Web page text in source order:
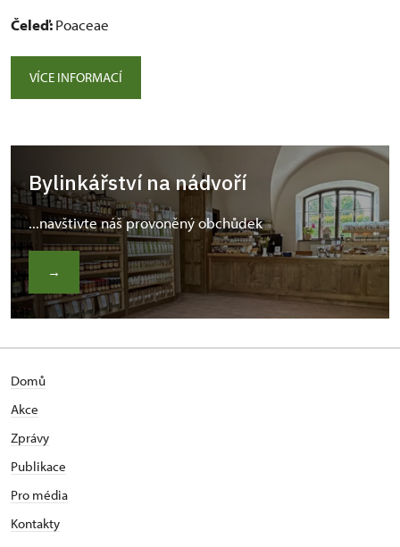
Čeleď:Poaceae
VÍCE INFORMACÍ
Bylinkářství na nádvoří
...navštivte náš provoněný obchůdek
→
Domů
Akce
Zprávy
Publikace
Pro média
Kontakty